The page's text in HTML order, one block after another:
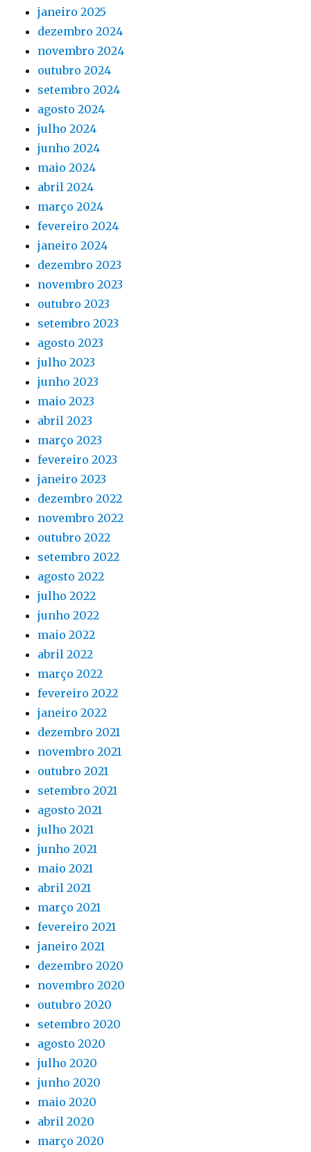
janeiro 2025
dezembro 2024
novembro 2024
outubro 2024
setembro 2024
agosto 2024
julho 2024
junho 2024
maio 2024
abril 2024
março 2024
fevereiro 2024
janeiro 2024
dezembro 2023
novembro 2023
outubro 2023
setembro 2023
agosto 2023
julho 2023
junho 2023
maio 2023
abril 2023
março 2023
fevereiro 2023
janeiro 2023
dezembro 2022
novembro 2022
outubro 2022
setembro 2022
agosto 2022
julho 2022
junho 2022
maio 2022
abril 2022
março 2022
fevereiro 2022
janeiro 2022
dezembro 2021
novembro 2021
outubro 2021
setembro 2021
agosto 2021
julho 2021
junho 2021
maio 2021
abril 2021
março 2021
fevereiro 2021
janeiro 2021
dezembro 2020
novembro 2020
outubro 2020
setembro 2020
agosto 2020
julho 2020
junho 2020
maio 2020
abril 2020
março 2020